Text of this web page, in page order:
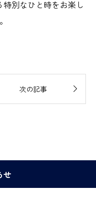
別なひと時をお楽し
次の記事 
せ